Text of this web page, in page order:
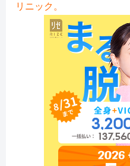
リニック。